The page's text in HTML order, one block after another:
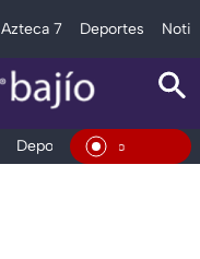
Azteca 7 Deportes
Deportes Espectáculos
En Vivo